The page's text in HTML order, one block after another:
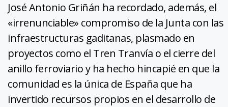
José Antonio Griñán ha recordado, además, el
«irrenunciable» compromiso de la Junta con las
infraestructuras gaditanas, plasmado en
proyectos como el Tren Tranvía o el cierre del
anillo ferroviario y ha hecho hincapié en que la
comunidad es la única de España que ha
invertido recursos propios en el desarrollo de